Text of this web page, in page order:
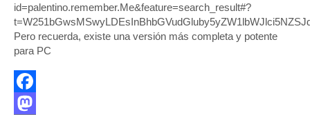
id=palentino.remember.Me&feature=search_result#?
Pero recuerda, existe una versión más completa y potente
para PC
Facebook